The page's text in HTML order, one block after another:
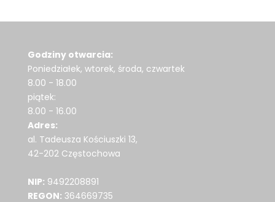
Godziny otwarcia:
Poniedziałek, wtorek, środa, czwartek
8.00 - 18.00
piątek:
8.00 - 16.00
Adres:
al. Tadeusza Kościuszki 13,
42-202 Częstochowa
NIP: 9492208891
REGON: 364669735